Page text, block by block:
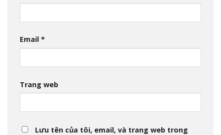
Email *
Trang web
Lưu tên của tôi, email, và trang web trong